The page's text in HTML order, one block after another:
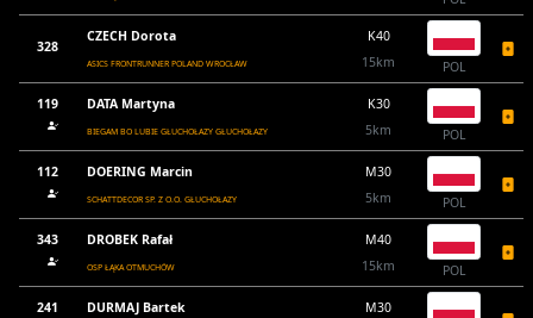
328
CZECH Dorota
ASICS FRONTRUNNER POLAND WROCŁAW
K40
15km
POL
119 DATA Martyna
BIEGAM BO LUBIE GŁUCHOŁAZY GŁUCHOŁAZY
K30
5km
POL
112 DOERING Marcin
SCHATTDECOR SP. Z O.O. GŁUCHOŁAZY
M30
5km
POL
343 DROBEK Rafał
OSP ŁĄKA OTMUCHÓW
M40
15km
POL
241 DURMAJ Bartek
M30